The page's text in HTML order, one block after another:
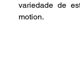
variedade de
motion.